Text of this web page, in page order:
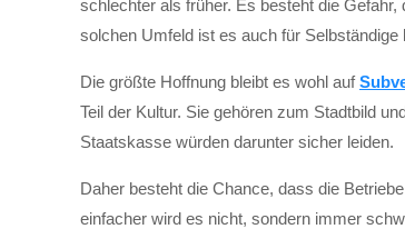
schlechter als früher. Es besteht die
solchen Umfeld ist es auch für
Die größte Hoffnung bleibt es wohl auf
Teil der Kultur. Sie gehören zum Stadtbild
Staatskasse würden darunter sicher leiden.
Daher besteht die Chance, dass die
einfacher wird es nicht, sondern immer